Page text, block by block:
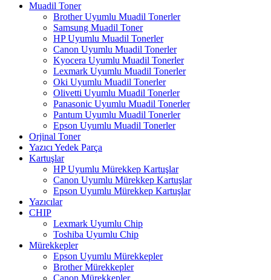
Muadil Toner
Brother Uyumlu Muadil Tonerler
Samsung Muadil Toner
HP Uyumlu Muadil Tonerler
Canon Uyumlu Muadil Tonerler
Kyocera Uyumlu Muadil Tonerler
Lexmark Uyumlu Muadil Tonerler
Oki Uyumlu Muadil Tonerler
Olivetti Uyumlu Muadil Tonerler
Panasonic Uyumlu Muadil Tonerler
Pantum Uyumlu Muadil Tonerler
Epson Uyumlu Muadil Tonerler
Orjinal Toner
Yazıcı Yedek Parça
Kartuşlar
HP Uyumlu Mürekkep Kartuşlar
Canon Uyumlu Mürekkep Kartuşlar
Epson Uyumlu Mürekkep Kartuşlar
Yazıcılar
CHIP
Lexmark Uyumlu Chip
Toshiba Uyumlu Chip
Mürekkepler
Epson Uyumlu Mürekkepler
Brother Mürekkepler